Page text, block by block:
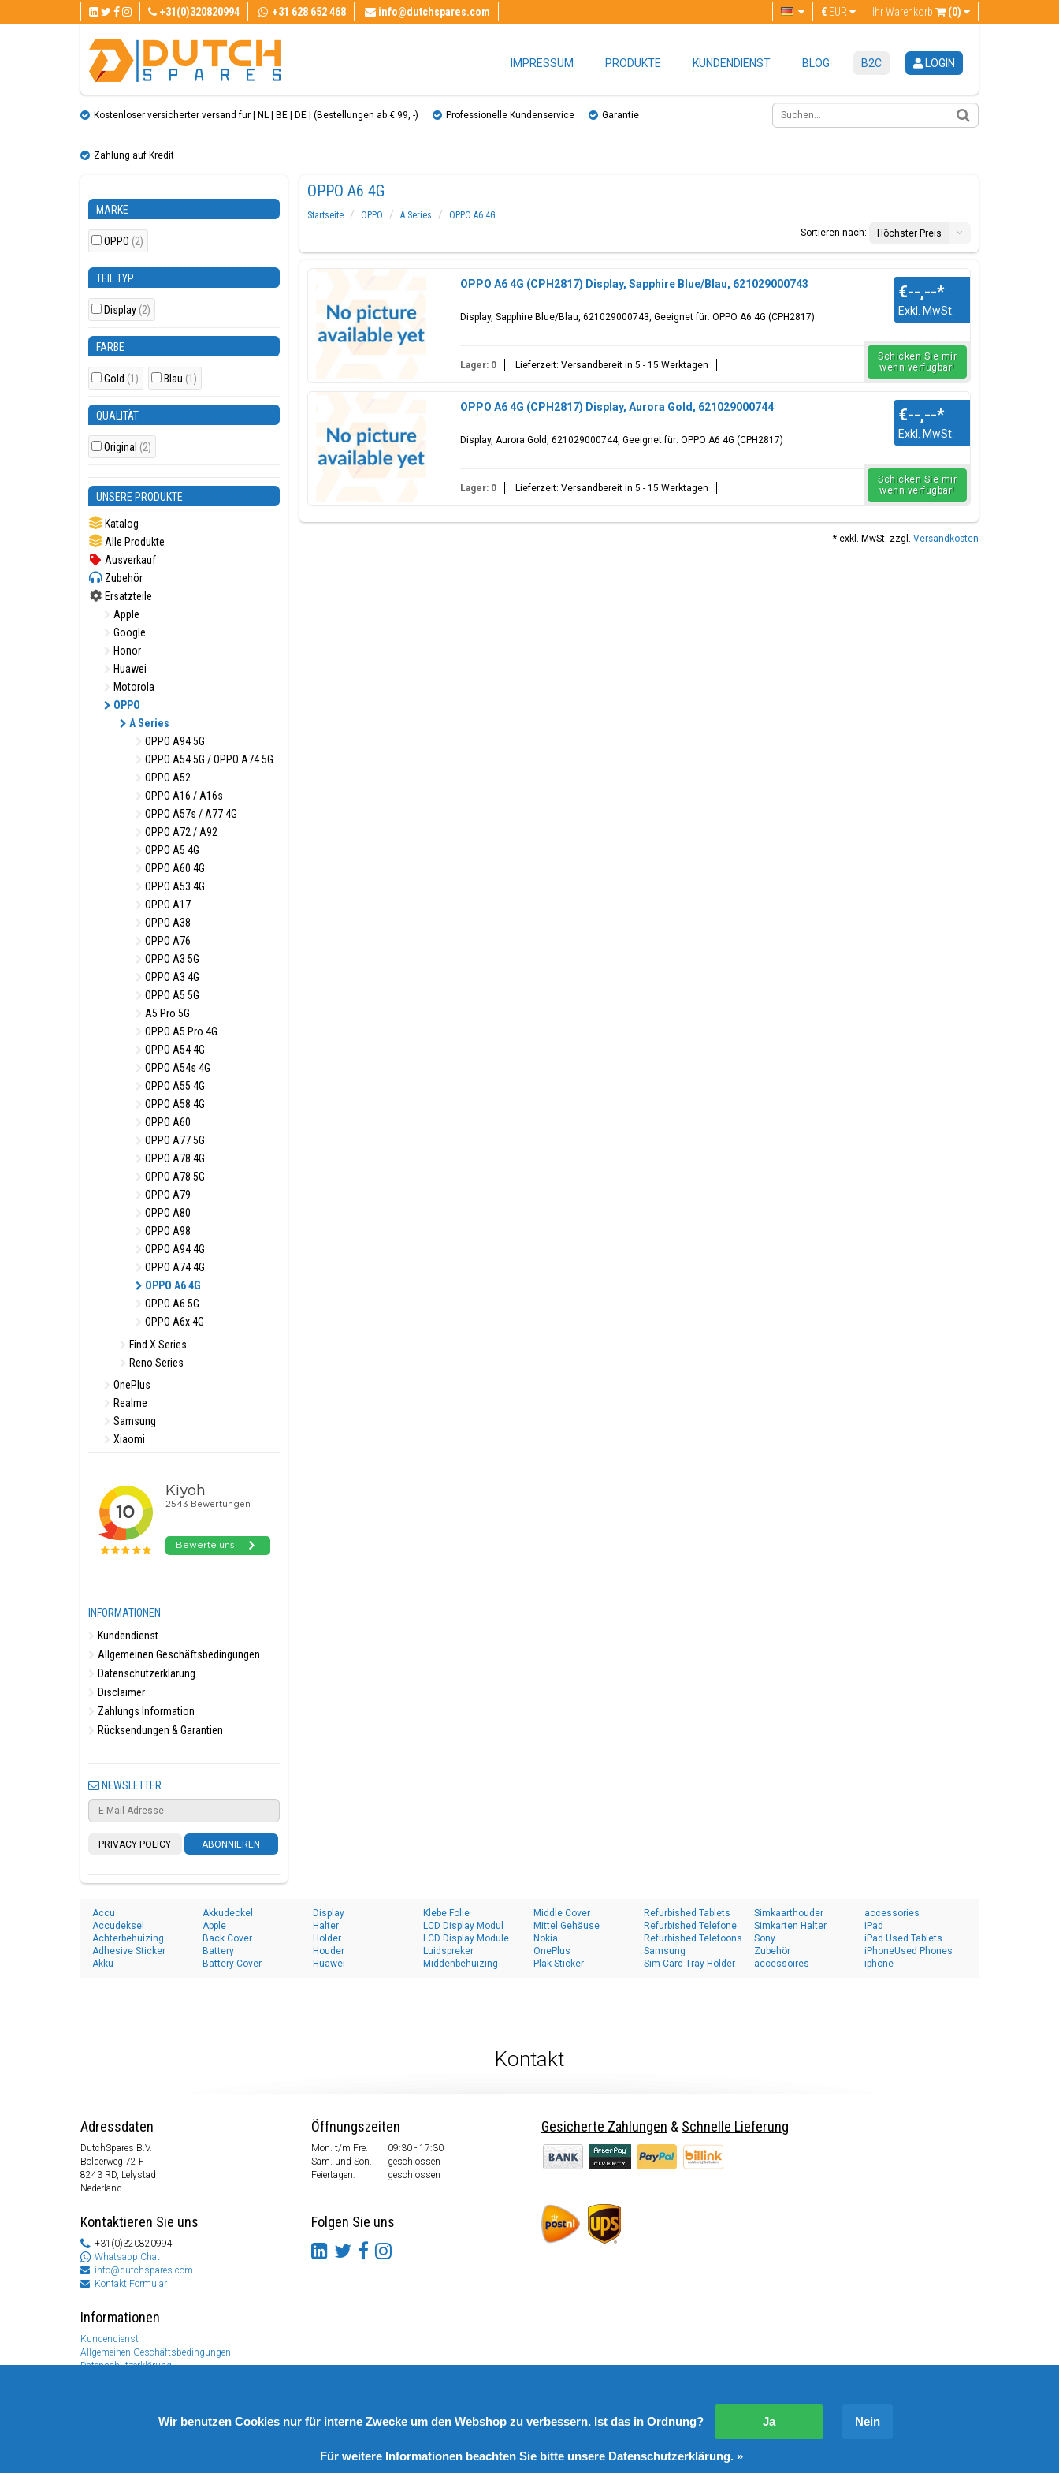
+31(0)320820994 +31 628 652 468 info@dutchspares.com Ihr Warenkorb (0)
€ EUR
IMPRESSUM PRODUKTE KUNDENDIENST BLOG B2C LOGIN
Kostenloser versicherter versand fur | NL | BE | DE | (Bestellungen ab € 99, ​​-) Professionelle Kundenservice Garantie
Zahlung auf Kredit
MARKE
OPPO (2)
TEIL TYP
Display (2)
FARBE
Gold (1) Blau (1)
QUALITÄT
Original (2)
UNSERE PRODUKTE
Katalog
Alle Produkte
Ausverkauf
Zubehör
Ersatzteile
Apple
Google
Honor
Huawei
Motorola
OPPO
A Series
OPPO A94 5G
OPPO A54 5G / OPPO A74 5G
OPPO A52
OPPO A16 / A16s
OPPO A57s / A77 4G
OPPO A72 / A92
OPPO A5 4G
OPPO A60 4G
OPPO A53 4G
OPPO A17
OPPO A38
OPPO A76
OPPO A3 5G
OPPO A3 4G
OPPO A5 5G
A5 Pro 5G
OPPO A5 Pro 4G
OPPO A54 4G
OPPO A54s 4G
OPPO A55 4G
OPPO A58 4G
OPPO A60
OPPO A77 5G
OPPO A78 4G
OPPO A78 5G
OPPO A79
OPPO A80
OPPO A98
OPPO A94 4G
OPPO A74 4G
OPPO A6 4G
OPPO A6 5G
OPPO A6x 4G
Find X Series
Reno Series
OnePlus
Realme
Samsung
Xiaomi
INFORMATIONEN
Kundendienst
Allgemeinen Geschäftsbedingungen
Datenschutzerklärung
Disclaimer
Zahlungs Information
Rücksendungen & Garantien
NEWSLETTER
PRIVACY POLICY ABONNIEREN
OPPO A6 4G
Startseite OPPO A Series
OPPO A6 4G
Sortieren nach:
Höchster Preis
OPPO A6 4G (CPH2817) Display, Sapphire Blue/Blau, 621029000743
Display, Sapphire Blue/Blau, 621029000743, Geeignet für: OPPO A6 4G (CPH2817)
€--,--*
Exkl. MwSt.
Lager: 0 Lieferzeit: Versandbereit in 5 - 15 Werktagen
Schicken Sie mir
wenn verfügbar!
OPPO A6 4G (CPH2817) Display, Aurora Gold, 621029000744
Display, Aurora Gold, 621029000744, Geeignet für: OPPO A6 4G (CPH2817)
€--,--*
Exkl. MwSt.
Lager: 0 Lieferzeit: Versandbereit in 5 - 15 Werktagen
Schicken Sie mir
wenn verfügbar!
* exkl. MwSt. zzgl. Versandkosten
Accu
Accudeksel
Achterbehuizing
Adhesive Sticker
Akku
Akkudeckel
Apple
Back Cover
Battery
Battery Cover
Display
Halter
Holder
Houder
Huawei
Klebe Folie
LCD Display Modul
LCD Display Module
Luidspreker
Middenbehuizing
Middle Cover
Mittel Gehäuse
Nokia
OnePlus
Plak Sticker
Refurbished Tablets
Refurbished Telefone
Refurbished Telefoons
Samsung
Sim Card Tray Holder
Simkaarthouder
Simkarten Halter
Sony
Zubehör
accessoires
accessories
iPad
iPad Used Tablets
iPhoneUsed Phones
iphone
Kontakt
Adressdaten
DutchSpares B.V.
Bolderweg 72 F
8243 RD, Lelystad
Nederland
Kontaktieren Sie uns
+31(0)320820994
Whatsapp Chat
info@dutchspares.com
Kontakt Formular
Informationen
Kundendienst
Allgemeinen Geschäftsbedingungen
Datenschutzerklärung
Öffnungszeiten
Mon. t/m Fre.
09:30 - 17:30
Sam. und Son.
geschlossen
Feiertagen:
geschlossen
Folgen Sie uns
Gesicherte Zahlungen & Schnelle Lieferung
© Copyright 2026 DutchSpares B.V. - Design byWebdinge.nl
Wir benutzen Cookies nur für interne Zwecke um den Webshop zu verbessern. Ist das in Ordnung? Ja Nein
Für weitere Informationen beachten Sie bitte unsere Datenschutzerklärung. »